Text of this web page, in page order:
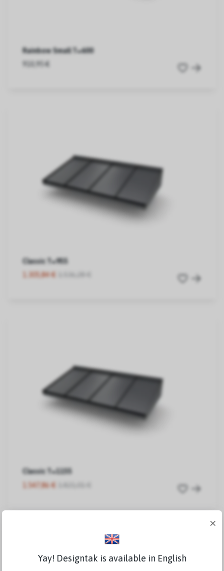
Rainbow Small T=600
910,95 €
Classic T=955
1.305,84 €
Classic T=1155
1.547,86 €
×
Yay! Designtak is available in English